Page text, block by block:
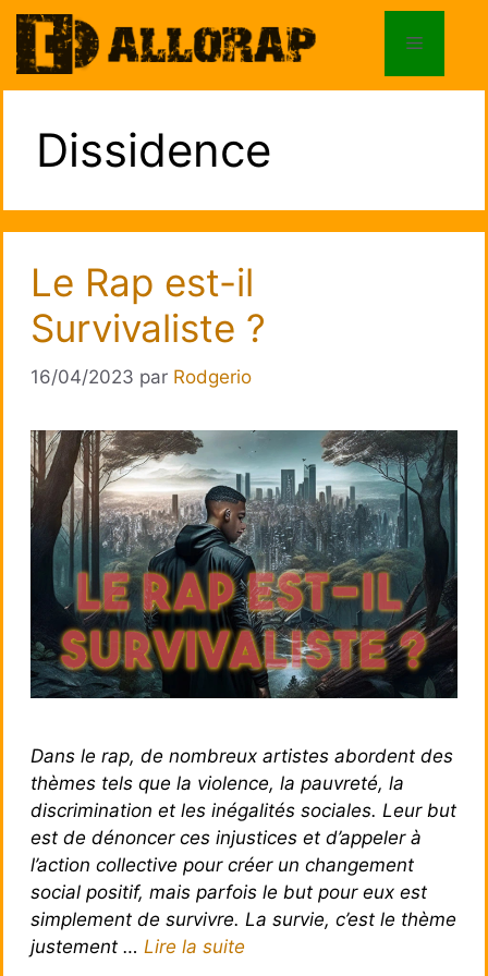
Aller
au
contenu
Menu
Dissidence
Le Rap est-il
Survivaliste ?
16/04/2023 par Rodgerio
Dans le rap, de nombreux artistes abordent des
thèmes tels que la violence, la pauvreté, la
discrimination et les inégalités sociales. Leur but
est de dénoncer ces injustices et d’appeler à
l’action collective pour créer un changement
social positif, mais parfois le but pour eux est
simplement de survivre. La survie, c’est le thème
justement … Lire la suite